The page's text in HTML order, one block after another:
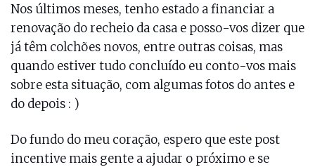
Nos últimos meses, tenho estado a financiar a
renovação do recheio da casa e posso-vos dizer que
já têm colchões novos, entre outras coisas, mas
quando estiver tudo concluído eu conto-vos mais
sobre esta situação, com algumas fotos do antes e
do depois : )
Do fundo do meu coração, espero que este post
incentive mais gente a ajudar o próximo e se